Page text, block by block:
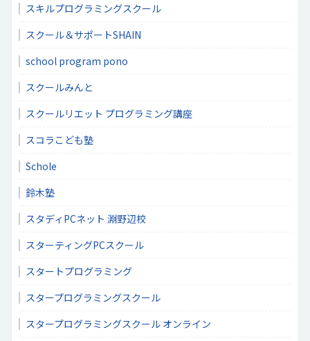
スキルプログラミングスクール
スクール＆サポートSHAIN
school program pono
スクールみんと
スクールリエット プログラミング講座
スコラこども塾
Schole
鈴木塾
スタディPCネット 淵野辺校
スターティングPCスクール
スタートプログラミング
スタープログラミングスクール
スタープログラミングスクール オンライン